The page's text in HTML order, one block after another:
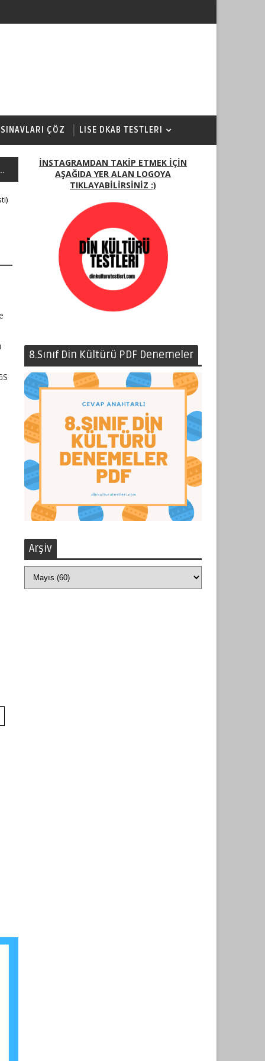
ÇÖZ LISE DKAB TESTLERI
İNSTAGRAMDAN TAKİP ETMEK İÇİN
AŞAĞIDA YER ALAN LOGOYA
TIKLAYABİLİRSİNİZ :)
8.Sınıf Din Kültürü PDF Denemeler
Arşiv